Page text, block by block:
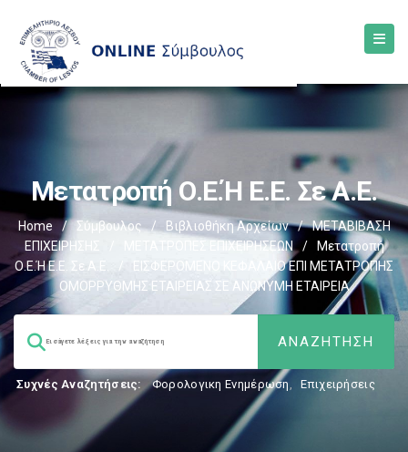
Μετατροπή Ο.Ε.ή Ε.Ε. Σε Α.Ε.
Home / Σύμβουλος / Βιβλιοθήκη Αρχείων /
ΜΕΤΑΒΙΒΑΣΗ
ΕΠΙΧΕIΡΗΣΗΣ
ΜΕΤΑΤΡΟΠΕΣ ΕΠΙΧΕΙΡΗΣΕΩΝ /
Μετατροπή
Ο.Ε.ή Ε.Ε. Σε Α.Ε.
/
ΕΙΣΦΕΡΟΜΕΝΟ ΚΕΦΑΛΑΙΟ ΕΠΙ ΜΕΤΑΤΡΟΠΗΣ
ΟΜΟΡΡΥΘΜΗΣ ΕΤΑΙΡΕΙΑΣ ΣΕ ΑΝΩΝΥΜΗ ΕΤΑΙΡΕΙΑ
Συχνές Αναζητήσεις: Φορολογικη Ενημέρωση, Επιχειρήσεις